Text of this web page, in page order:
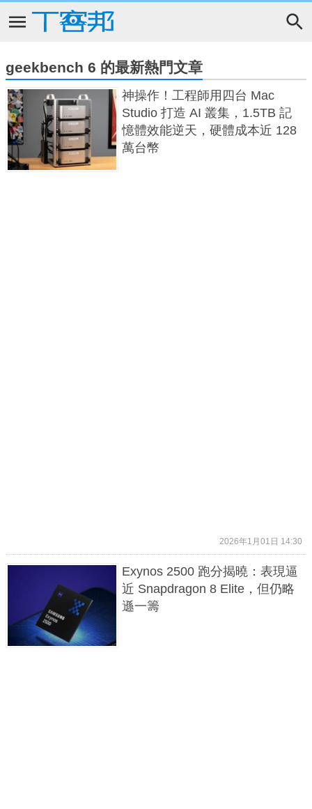
geekbench 6 的最新熱門文章
神操作！工程師用四台 Mac
Studio 打造 AI 叢集，1.5TB 記
憶體效能逆天，硬體成本近 128
萬台幣
2026年1月01日 14:30
Exynos 2500 跑分揭曉：表現逼
近 Snapdragon 8 Elite，但仍略
遜一籌